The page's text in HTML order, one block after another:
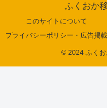
ふくおか
このサイトについて
プライバシーポリシー・広告掲載
© 2024 ふくお